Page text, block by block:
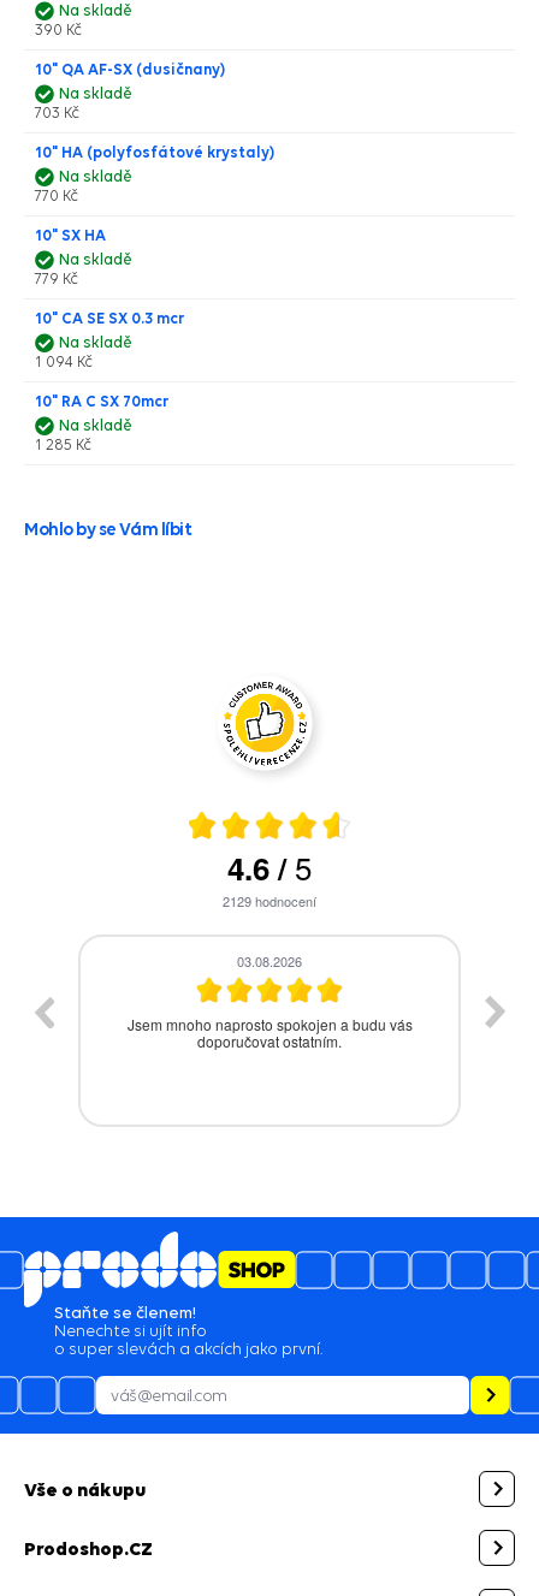
Na skladě
390 Kč
10" QA AF-SX (dusičnany)
Na skladě
703 Kč
10" HA (polyfosfátové krystaly)
Na skladě
770 Kč
10" SX HA
Na skladě
779 Kč
10" CA SE SX 0.3 mcr
Na skladě
1 094 Kč
10" RA C SX 70mcr
Na skladě
1 285 Kč
Mohlo by se Vám líbit
4.6/5
2129hodnocení
28.07.2026
Bezproblémová komunikace, rychlé vyřešení
drobného problému.
Staňte se členem!
Nenechte si ujít info
o super slevách a akcích jako první.
Vše o nákupu
Prodoshop.CZ